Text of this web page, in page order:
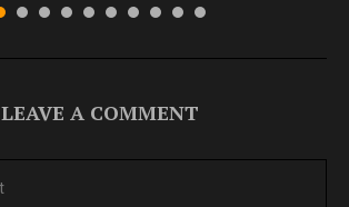
LEAVE A COMMENT